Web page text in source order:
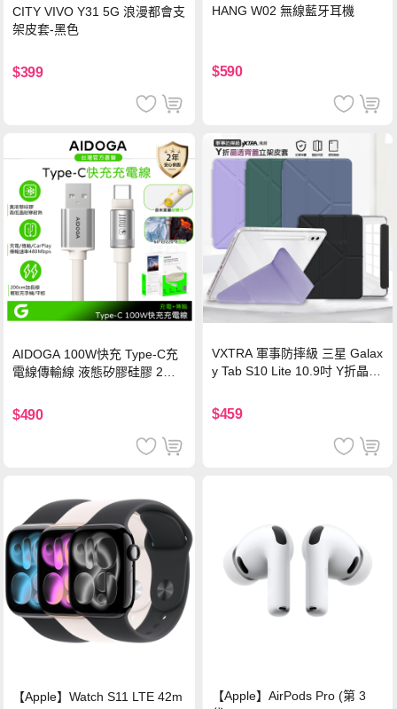
CITY VIVO Y31 5G 浪漫都會支
架皮套-黑色
$399
HANG W02 無線藍牙耳機
$590
AIDOGA 100W快充 Type-C充
電線傳輸線 液態矽膠硅膠 2M
$490
VXTRA 軍事防摔級 三星 Galax
y Tab S10 Lite 10.9吋 Y折晶透
$459
【Apple】Watch S11 LTE 42m
【Apple】AirPods Pro (第 3